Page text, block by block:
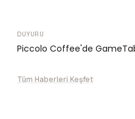
DUYURU
Piccolo Coffee'de
Tüm Haberleri Keşfet